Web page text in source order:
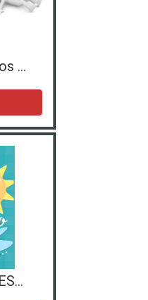
Prevención de Riesgos Laborales Básico y Primeros Auxilios Avanzados
PREVENCIÓN DE RIESGOS LABORALES. CLAVES PARA VIVIR EN POSITIVO. SU APLICACIÓN EN LA ATENCIÓN AL PÚBLICO